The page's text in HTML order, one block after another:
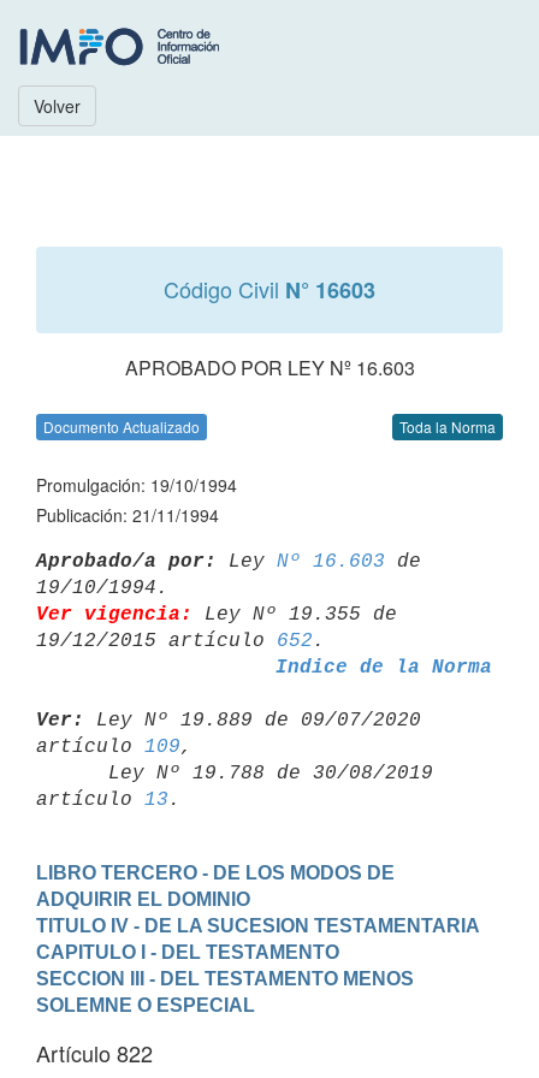
Volver
Código Civil N° 16603
APROBADO POR LEY Nº 16.603
Documento Actualizado Toda la Norma
Promulgación: 19/10/1994
Publicación: 21/11/1994
Aprobado/a por: Ley Nº 16.603 de
Ver vigencia:
Ley Nº 19.355 de
19/12/2015 artículo 652
Indice de la Norma
Ver:
Ley Nº 19.889 de 09/07/2020
artículo 109,
artículo 13
LIBRO TERCERO - DE LOS MODOS DE
ADQUIRIR EL DOMINIO
TITULO IV - DE LA SUCESION TESTAMENTARIA
CAPITULO I - DEL TESTAMENTO
SECCION III - DEL TESTAMENTO MENOS
SOLEMNE O ESPECIAL
Artículo 822